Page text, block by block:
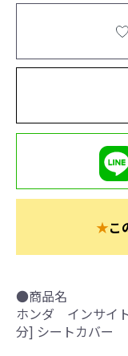
★こ
●商品名
ホンダ インサイ
分] シートカバー